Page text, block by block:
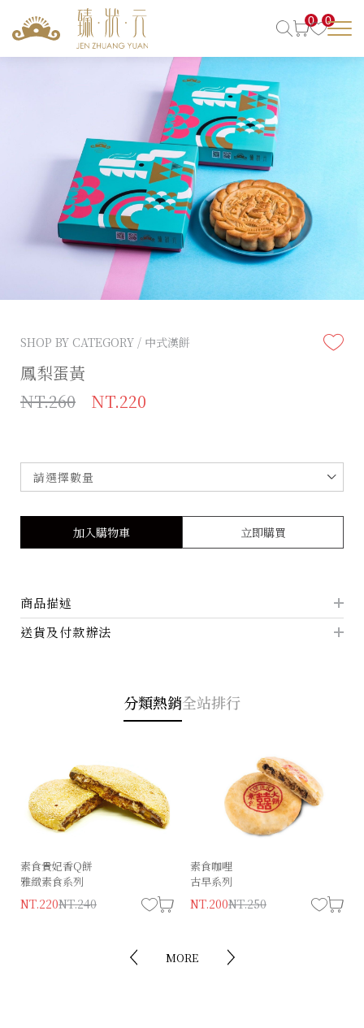
0 0
SHOP BY CATEGORY / 中式漢餅
鳳梨蛋黃
NT.260
NT.220
加入購物車 立即購買
商品描述
送貨及付款辦法
分類熱銷全站排行
素食貴妃香Q餅
雅緻素食系列
NT.220NT.240
素食咖哩
古早系列
NT.200NT.250
經典狀元（葷）
NT.230NT.280
精饌狀元餅
古早味系列
NT.180NT.220
MORE